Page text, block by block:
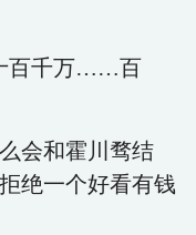
百千万……百
会和霍川骛结
绝一个好看有钱